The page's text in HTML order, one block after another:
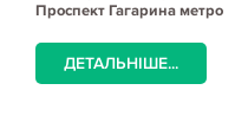
Проспект Гагарина метро
ДЕТАЛЬНІШЕ...